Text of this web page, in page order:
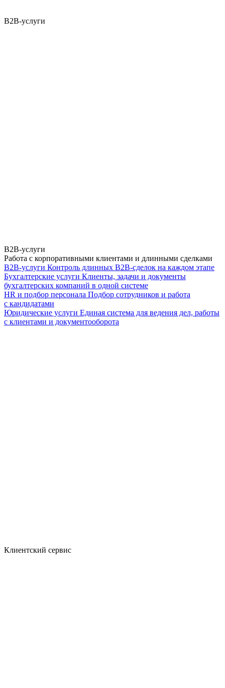
B2B-услуги
B2B-услуги
Работа с корпоративными клиентами и длинными сделками
B2B-услуги Контроль длинных B2B-сделок на каждом этапе
Бухгалтерские услуги Клиенты, задачи и документы
бухгалтерских компаний в одной системе
HR и подбор персонала Подбор сотрудников и работа
с кандидатами
Юридические услуги Единая система для ведения дел, работы
с клиентами и документооборота
Клиентский сервис